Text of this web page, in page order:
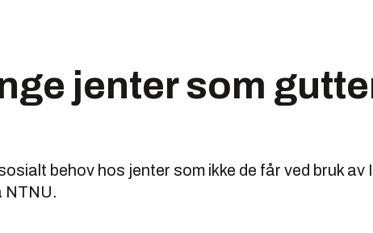
jenter som
behov hos jenter som ikke de får ved bruk
NTNU.